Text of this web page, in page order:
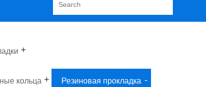
кольца Резиновая прокладка